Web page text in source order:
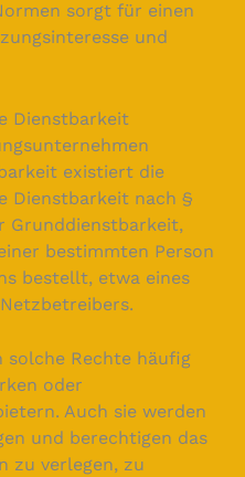
sorgt für einen
und
Dienstbarkeit
existiert die
Dienstbarkeit nach §
Grunddienstbarkeit,
bestimmten Person
bestellt, etwa eines
solche Rechte häufig
oder
Auch sie werden
und berechtigen das
zu verlegen, zu